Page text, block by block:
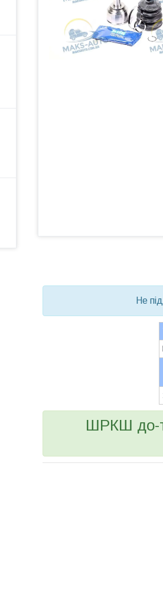
Не
ШРКШ до-т